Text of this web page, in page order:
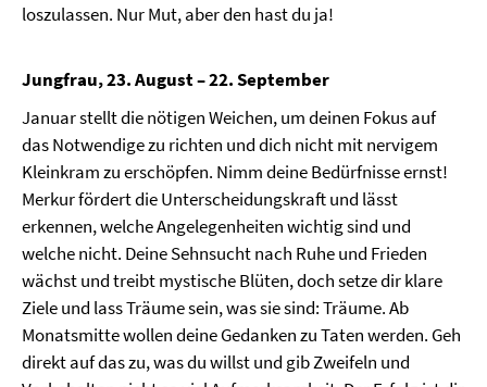
loszulassen. Nur Mut, aber den hast du ja!
Jungfrau, 23. August – 22. September
Januar stellt die nötigen Weichen, um deinen Fokus auf
das Notwendige zu richten und dich nicht mit nervigem
Kleinkram zu erschöpfen. Nimm deine Bedürfnisse ernst!
Merkur fördert die Unterscheidungskraft und lässt
erkennen, welche Angelegenheiten wichtig sind und
welche nicht. Deine Sehnsucht nach Ruhe und Frieden
wächst und treibt mystische Blüten, doch setze dir klare
Ziele und lass Träume sein, was sie sind: Träume. Ab
Monatsmitte wollen deine Gedanken zu Taten werden. Geh
direkt auf das zu, was du willst und gib Zweifeln und